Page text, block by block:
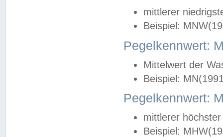
mittlerer
Beispiel:
Pegelkennwert:
Mittelwert der
Beispiel:
Pegelkennwert:
mittlerer
Beispiel: